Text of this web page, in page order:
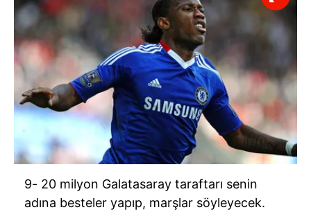
9- 20 milyon Galatasaray taraftarı senin
adına besteler yapıp, marşlar söyleyecek.